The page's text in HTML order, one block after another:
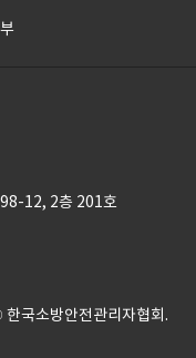
12, 2층 201호
국소방안전관리자협회.